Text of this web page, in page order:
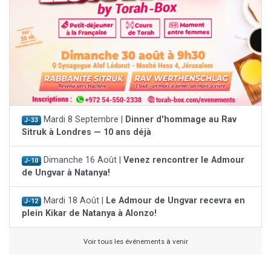
J-33 Mardi 8 Septembre |
Dinner d'hommage au Rav
Sitruk à Londres — 10 ans déjà
J-10 Dimanche 16 Août | Venez rencontrer le Admour
de Ungvar à Natanya!
J-12 Mardi 18 Août |
Le Admour de Ungvar recevra en
plein Kikar de Natanya à Alonzo!
Voir tous les événements à venir